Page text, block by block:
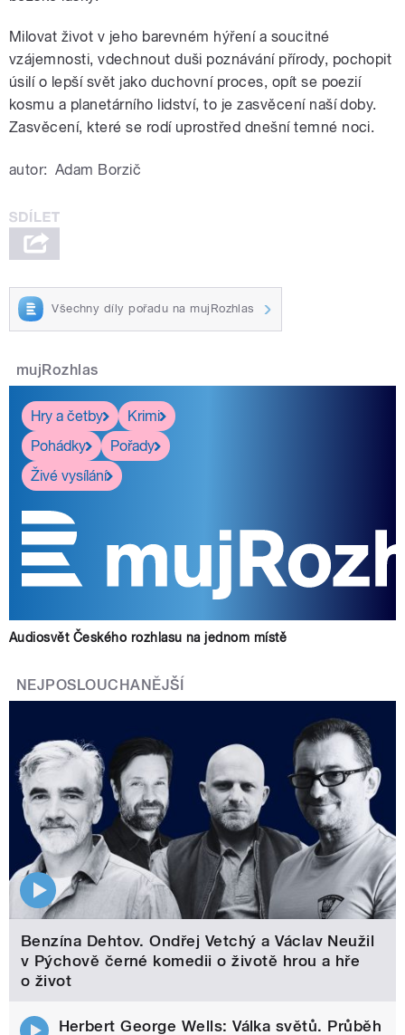
Milovat život v jeho barevném hýření a soucitné
vzájemnosti, vdechnout duši poznávání přírody, pochopit
úsilí o lepší svět jako duchovní proces, opít se poezií
kosmu a planetárního lidství, to je zasvěcení naší doby.
Zasvěcení, které se rodí uprostřed dnešní temné noci.
autor: Adam Borzič
Všechny díly pořadu na mujRozhlas
mujRozhlas
Hry a četby
Krimi
Pohádky
Pořady
Živé vysílání
Audiosvět Českého rozhlasu na jednom místě
NEJPOSLOUCHANĚJŠÍ
Benzína Dehtov. Ondřej Vetchý a Václav Neužil
v Pýchově černé komedii o životě hrou a hře
o život
Herbert George Wells: Válka světů. Průběh